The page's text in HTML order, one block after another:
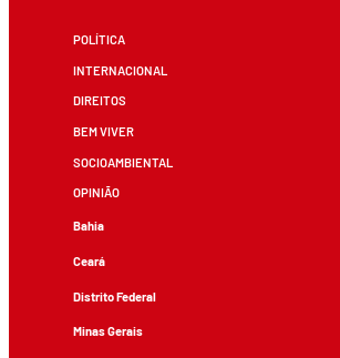
POLÍTICA
INTERNACIONAL
DIREITOS
BEM VIVER
SOCIOAMBIENTAL
OPINIÃO
Bahia
Ceará
Distrito Federal
Minas Gerais